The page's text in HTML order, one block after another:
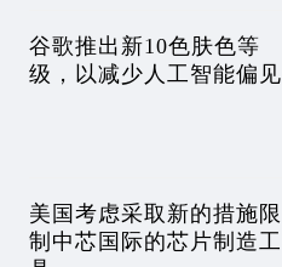
谷歌推出新10色肤色等
级，以减少人工智能偏见
美国考虑采取新的措施限
制中芯国际的芯片制造工